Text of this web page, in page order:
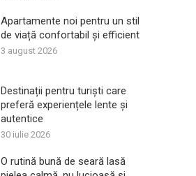
Apartamente noi pentru un stil
de viață confortabil și efficient
3 august 2026
Destinații pentru turiști care
preferă experiențele lente și
autentice
30 iulie 2026
O rutină bună de seară lasă